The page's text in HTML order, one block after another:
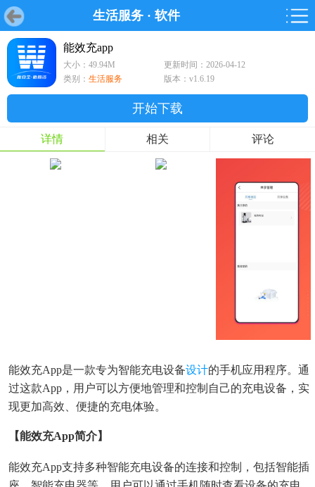
生活服务 · 软件
首页 游戏
首页 游戏 软件 鸿蒙
游戏
鸿蒙
软件
能效充app
大小：49.94M
更新时间：2026-04-12
类别： 生活服务 版本：v1.6.19
开始下载
详情 相关 评论
能效充app是一款专为智能充电设备设计的手机应用程序。通
过这款app，用户可以方便地管理和控制自己的充电设备，实
现更加高效、便捷的充电体验。
【能效充app简介】
能效充app支持多种智能充电设备的连接和控制，包括智能插